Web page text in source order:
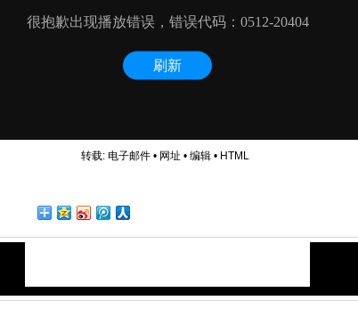
转载: 电子邮件• 网址 • 编辑• HTML